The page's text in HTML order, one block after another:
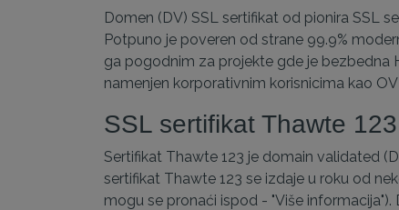
Domen (DV) SSL sertifikat od pionira SSL
Potpuno je poveren od strane 99.9%
ga pogodnim za projekte gde je bezbedna
namenjen korporativnim korisnicima kao
SSL sertifikat Thawte
Sertifikat Thawte 123 je domain validated
sertifikat Thawte 123 se izdaje u roku od
mogu se pronaći ispod - "Više